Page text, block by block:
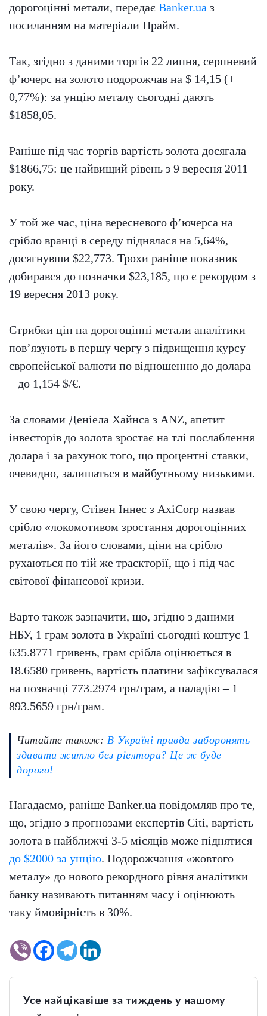
дорогоцінні метали, передає Banker.ua з
посиланням на матеріали Прайм.
Так, згідно з даними торгів 22 липня, серпневий
ф’ючерс на золото подорожчав на $ 14,15 (+
0,77%): за унцію металу сьогодні дають
$1858,05.
Раніше під час торгів вартість золота досягала
$1866,75: це найвищий рівень з 9 вересня 2011
року.
У той же час, ціна вересневого ф’ючерса на
срібло вранці в середу піднялася на 5,64%,
досягнувши $22,773. Трохи раніше показник
добирався до позначки $23,185, що є рекордом з
19 вересня 2013 року.
Стрибки цін на дорогоцінні метали аналітики
пов’язують в першу чергу з підвищення курсу
європейської валюти по відношенню до долара
– до 1,154 $/€.
За словами Деніела Хайнса з ANZ, апетит
інвесторів до золота зростає на тлі послаблення
долара і за рахунок того, що процентні ставки,
очевидно, залишаться в майбутньому низькими.
У свою чергу, Стівен Іннес з AxiCorp назвав
срібло «локомотивом зростання дорогоцінних
металів». За його словами, ціни на срібло
рухаються по тій же траєкторії, що і під час
світової фінансової кризи.
Варто також зазначити, що, згідно з даними
НБУ, 1 грам золота в Україні сьогодні коштує 1
635.8771 гривень, грам срібла оцінюється в
18.6580 гривень, вартість платини зафіксувалася
на позначці 773.2974 грн/грам, а паладію – 1
893.5659 грн/грам.
Читайте також: В Україні правда заборонять
здавати житло без ріелтора? Це ж буде
дорого!
Нагадаємо, раніше Banker.ua повідомляв про те,
що, згідно з прогнозами експертів Citi, вартість
золота в найближчі 3-5 місяців може піднятися
до $2000 за унцію. Подорожчання «жовтого
металу» до нового рекордного рівня аналітики
банку називають питанням часу і оцінюють
таку ймовірність в 30%.
Усе найцікавіше за тиждень у нашому